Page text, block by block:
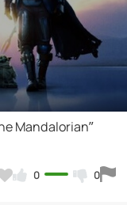
Mandalorian”
0 0